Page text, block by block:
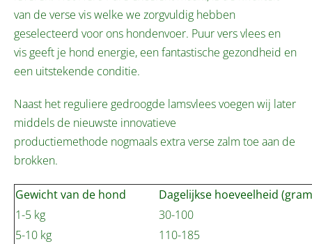
van de verse vis welke we zorgvuldig hebben
geselecteerd voor ons hondenvoer. Puur vers vlees en
vis geeft je hond energie, een fantastische gezondheid en
een uitstekende conditie.
Naast het reguliere gedroogde lamsvlees voegen wij later
middels de nieuwste innovatieve
productiemethode nogmaals extra verse zalm toe aan de
brokken.
Gewicht van de hond
Dagelijkse hoeveelheid
1-5 kg
30-100
5-10 kg
110-185